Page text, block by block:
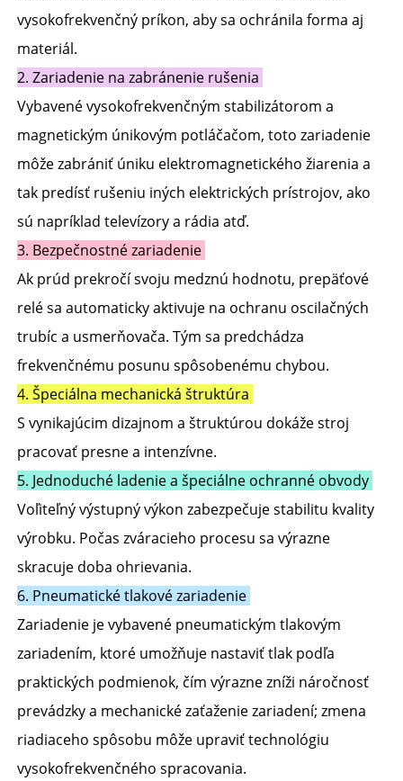
vysokofrekvenčný príkon, aby sa ochránila forma aj
materiál.
2. Zariadenie na zabránenie rušenia
Vybavené vysokofrekvenčným stabilizátorom a
magnetickým únikovým potláčačom, toto zariadenie
môže zabrániť úniku elektromagnetického žiarenia a
tak predísť rušeniu iných elektrických prístrojov, ako
sú napríklad televízory a rádia atď.
3. Bezpečnostné zariadenie
Ak prúd prekročí svoju medznú hodnotu, prepäťové
relé sa automaticky aktivuje na ochranu oscilačných
trubíc a usmerňovača. Tým sa predchádza
frekvenčnému posunu spôsobenému chybou.
4. Špeciálna mechanická štruktúra
S vynikajúcim dizajnom a štruktúrou dokáže stroj
pracovať presne a intenzívne.
5. Jednoduché ladenie a špeciálne ochranné obvody
Voľiteľný výstupný výkon zabezpečuje stabilitu kvality
výrobku. Počas zváracieho procesu sa výrazne
skracuje doba ohrievania.
6. Pneumatické tlakové zariadenie
Zariadenie je vybavené pneumatickým tlakovým
zariadením, ktoré umožňuje nastaviť tlak podľa
praktických podmienok, čím výrazne zníži náročnosť
prevádzky a mechanické zaťaženie zariadení; zmena
riadiaceho spôsobu môže upraviť technológiu
vysokofrekvenčného spracovania.